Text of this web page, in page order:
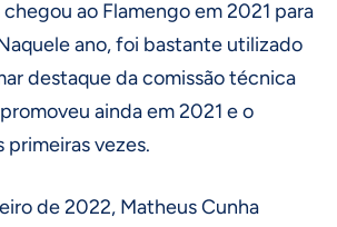
ao Flamengo em 2021 para
ano, foi bastante utilizado
destaque da comissão técnica
ainda em 2021 e o
primeiras vezes.
de 2022, Matheus Cunha